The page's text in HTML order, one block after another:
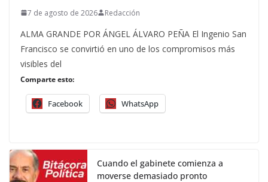
7 de agosto de 2026 Redacción
ALMA GRANDE POR ÁNGEL ÁLVARO PEÑA El Ingenio San
Francisco se convirtió en uno de los compromisos más
visibles del
Comparte esto:
Facebook WhatsApp
Cuando el gabinete comienza a
moverse demasiado pronto